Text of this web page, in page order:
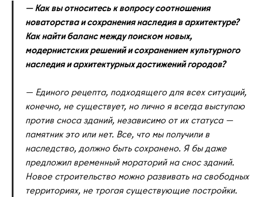
— Как вы относитесь к вопросу соотношения
новаторства и сохранения наследия в архитектуре?
Как найти баланс между поиском новых,
модернистских решений и сохранением культурного
наследия и архитектурных достижений городов?
— Единого рецепта, подходящего для всех ситуаций,
конечно, не существует, но лично я всегда выступаю
против сноса зданий, независимо от их статуса —
памятник это или нет. Все, что мы получили в
наследство, должно быть сохранено. Я бы даже
предложил временный мораторий на снос зданий.
Новое строительство можно развивать на свободных
территориях, не трогая существующие постройки.